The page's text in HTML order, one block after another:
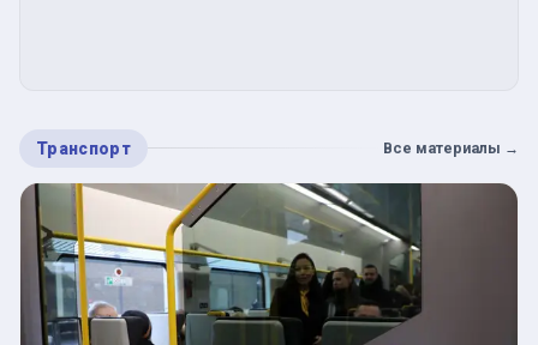
Транспорт Все материалы →